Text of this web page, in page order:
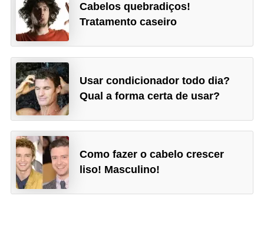
Cabelos quebradiços!
Tratamento caseiro
Usar condicionador todo dia?
Qual a forma certa de usar?
Como fazer o cabelo crescer
liso! Masculino!